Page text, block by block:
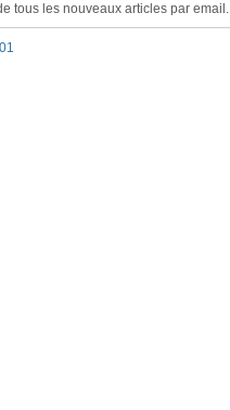
tous les nouveaux articles par email.